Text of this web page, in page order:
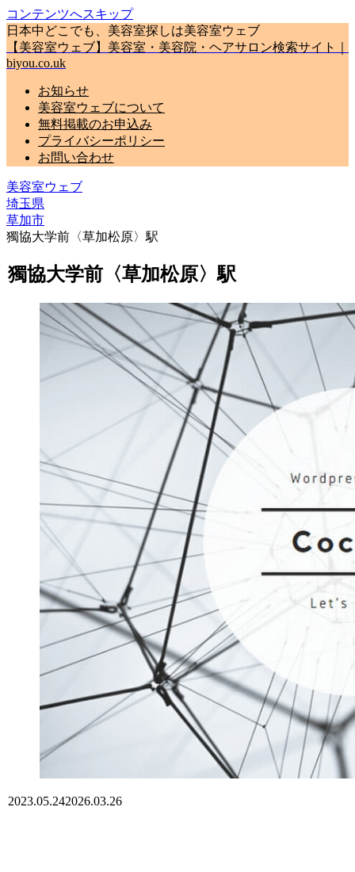
コンテンツへスキップ
日本中どこでも、美容室探しは美容室ウェブ
【美容室ウェブ】美容室・美容院・ヘアサロン検索サイト｜
biyou.co.uk
お知らせ
美容室ウェブについて
無料掲載のお申込み
プライバシーポリシー
お問い合わせ
美容室ウェブ
埼玉県
草加市
獨協大学前〈草加松原〉駅
獨協大学前〈草加松原〉駅
2023.05.242026.03.26